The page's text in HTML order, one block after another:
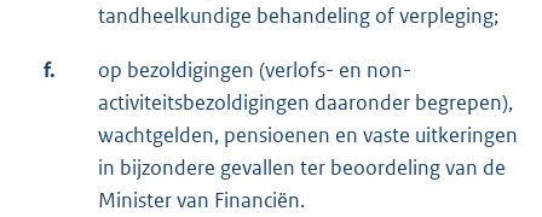
tandheelkundige behandeling of verpleging;
f.
op bezoldigingen (verlofs- en non-
activiteitsbezoldigingen daaronder begrepen),
wachtgelden, pensioenen en vaste uitkeringen
in bijzondere gevallen ter beoordeling van de
Minister van Financiën.